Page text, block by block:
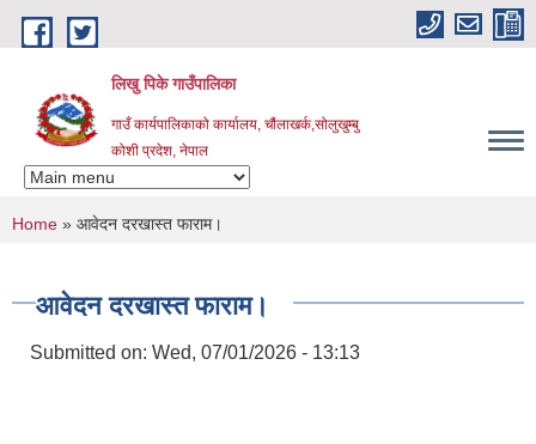
Skip to main content
लिखु पिके गाउँपालिका
गाउँ कार्यपालिकाको कार्यालय, चौंलाखर्क,सोलुखुम्बु
कोशी प्रदेश, नेपाल
You are here
Home » आवेदन दरखास्त फाराम।
आवेदन दरखास्त फाराम।
Submitted on: Wed, 07/01/2026 - 13:13